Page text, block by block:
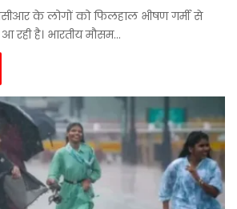
के लोगों को फिलहाल भीषण गर्मी से
है। भारतीय मौसम…